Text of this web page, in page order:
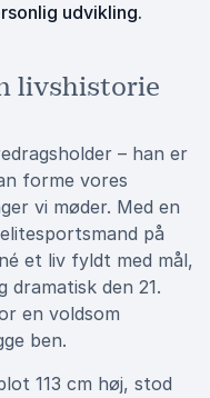
udvikling.
livshistorie
– han er
forme vores
vi møder. Med en
på
et liv fyldt med mål,
den 21.
en voldsom
ben.
113 cm høj, stod